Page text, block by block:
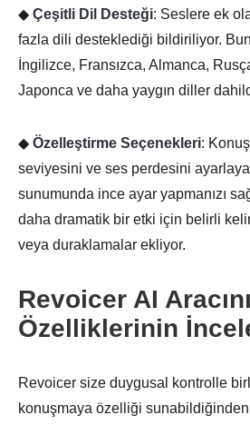
◆ Çeşitli Dil Desteği: Seslere ek
fazla dili desteklediği bildiriliyor.
İngilizce, Fransızca, Almanca,
Japonca ve daha yaygın diller
◆ Özelleştirme Seçenekleri:
seviyesini ve ses perdesini
sunumunda ince ayar yapmanızı
daha dramatik bir etki için belirli
veya duraklamalar ekliyor.
Revoicer AI
Özelliklerinin
Revoicer size duygusal kontrolle
konuşmaya özelliği